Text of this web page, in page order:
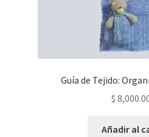
Guía de Tejido:
$
Añadir al